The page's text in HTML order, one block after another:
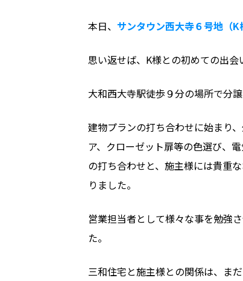
本日、 サンタウン西大寺６号地（
思い返せば、K様との初めての出会
大和西大寺駅徒歩９分の場所で分
建物プランの打ち合わせに始まり
ア、クローゼット扉等の色選び、
の打ち合わせと、施主様には貴重
りました。
営業担当者として様々な事を勉強
た。
三和住宅と施主様との関係は、ま